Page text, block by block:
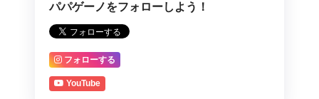
パパゲーノをフォローしよう！
フォローする
YouTube